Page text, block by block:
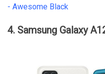
- Awesome Black
4. Samsung Galaxy